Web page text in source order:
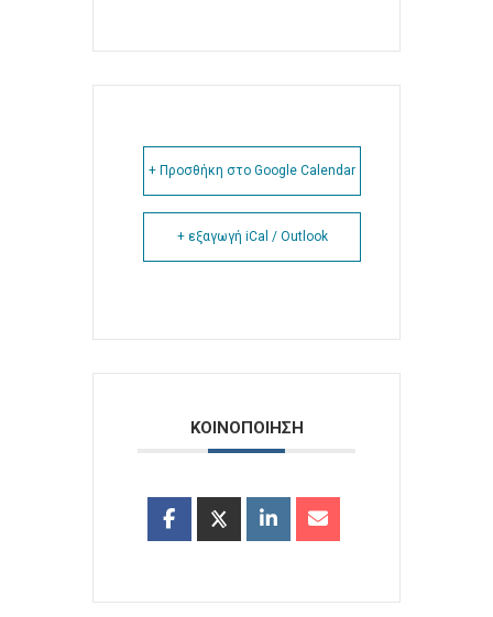
+ Προσθήκη στο Google Calendar
+ εξαγωγή iCal / Outlook
ΚΟΙΝΟΠΟΙΗΣΗ